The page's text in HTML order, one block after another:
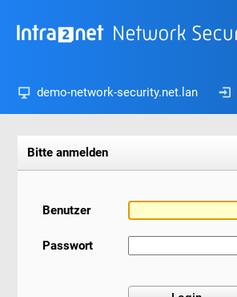
demo-network-security.net.lan
Bitte anmelden
Benutzer
Passwort